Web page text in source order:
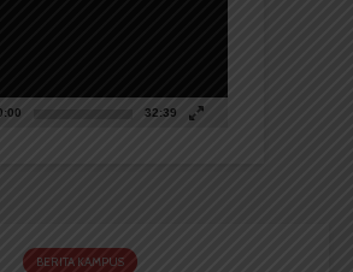
32:39
BERITA KAMPUS